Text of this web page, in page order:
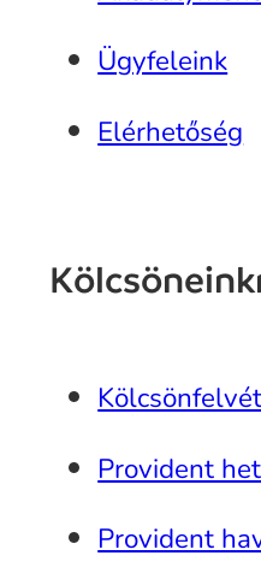
Ügyfeleink
Elérhetőség
Provident
Provident